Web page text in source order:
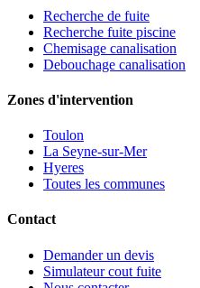
Recherche de fuite
Recherche fuite piscine
Chemisage canalisation
Debouchage canalisation
Zones d'intervention
Toulon
La Seyne-sur-Mer
Hyeres
Toutes les communes
Contact
Demander un devis
Simulateur cout fuite